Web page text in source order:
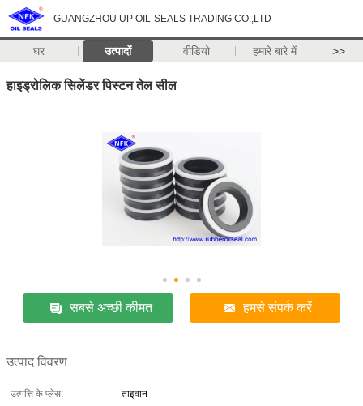
GUANGZHOU UP OIL-SEALS TRADING CO.,LTD
घर उत्पादों वीडियो हमारे बारे में >>
हाइड्रोलिक सिलेंडर पिस्टन तेल सील
सबसे अच्छी कीमत हमसे संपर्क करें
उत्पाद विवरण
उत्पत्ति के प्लेस:
ताइवान